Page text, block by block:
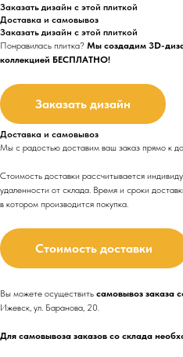
Заказать дизайн с этой плиткой
Доставка и самовывоз
Заказать дизайн с этой плиткой
Понравилась плитка? Мы создадим 3D-
коллекцией БЕСПЛАТНО!
Заказать дизайн
Доставка и самовывоз
Мы с радостью доставим ваш заказ прямо к
Стоимость доставки рассчитывается
удаленности от склада. Время и сроки
в котором производится покупка.
Стоимость доставки
Вы можете осуществить самовывоз заказа
Ижевск, ул. Баранова, 20.
Для самовывоза заказов со склада